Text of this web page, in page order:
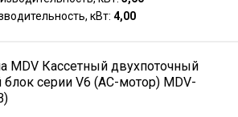
кВт: 4,00
MDV Кассетный двухпоточный
блок серии V6 (АC-мотор) MDV-